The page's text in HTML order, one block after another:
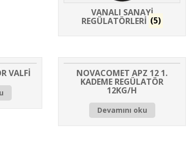
VANALI SANAYİ
REGÜLATÖRLERİ (5)
VALFİ NOVACOMET APZ 12 1.
KADEME REGÜLATÖR
12KG/H
Devamını oku